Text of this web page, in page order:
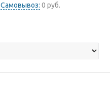
Самовывоз: 0 руб.